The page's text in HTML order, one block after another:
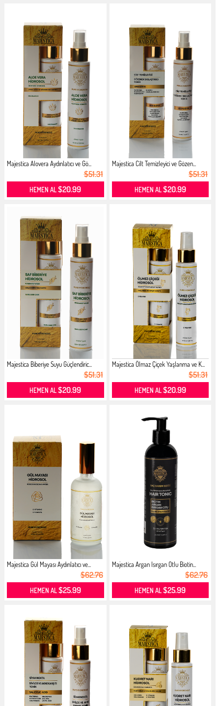
Majestica Alovera Aydınlatıcı ve Gö...
$51.31
HEMEN AL$20.99
Majestica Cilt Temizleyici ve Gözen...
$51.31
HEMEN AL$20.99
Majestica Biberiye Suyu Güçlendiric...
$51.31
HEMEN AL$20.99
Majestica Ölmaz Çiçek Yaşlanma ve K...
$51.31
HEMEN AL$20.99
Majestica Gül Mayası Aydınlatıcı ve...
$62.76
HEMEN AL$25.99
Majestica Argan Isırgan Otlu Biotin...
$62.76
HEMEN AL$25.99